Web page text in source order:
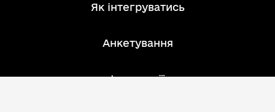
Як інтегруватись
Анкетування
Інструкції